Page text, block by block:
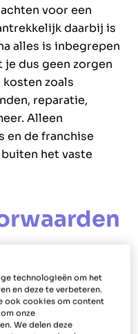
voor een
daarbij is
alles is inbegrepen
dus geen zorgen
zoals
reparatie,
Alleen
en de franchise
het vaste
Private
technologieën om het
en deze te verbeteren.
ook cookies om content
onze
We delen deze